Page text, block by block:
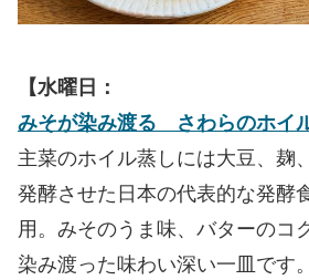
【水曜日：
みそが染み渡る さわらのホイ
主菜のホイル蒸しには大豆、麹
発酵させた日本の代表的な発酵
用。みそのうま味、バターのコ
染み渡った味わい深い一皿です